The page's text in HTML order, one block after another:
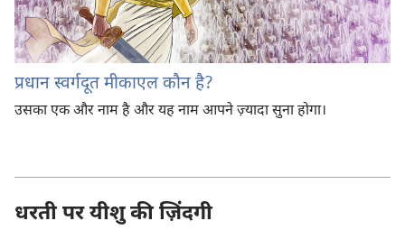
प्रधान स्वर्गदूत मीकाएल कौन है?
उसका एक और नाम है और यह नाम आपने ज़्यादा सुना होगा।
धरती पर यीशु की ज़िंदगी